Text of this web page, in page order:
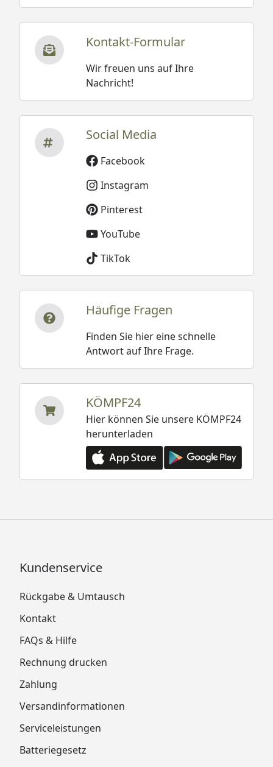
Kontakt-Formular
Wir freuen uns auf Ihre
Nachricht!
Social Media
Facebook
Instagram
Pinterest
YouTube
TikTok
Häufige Fragen
Finden Sie hier eine schnelle
Antwort auf Ihre Frage.
KÖMPF24
Hier können Sie unsere KÖMPF24
herunterladen
Kundenservice
Rückgabe & Umtausch
Kontakt
FAQs & Hilfe
Rechnung drucken
Zahlung
Versandinformationen
Serviceleistungen
Batteriegesetz